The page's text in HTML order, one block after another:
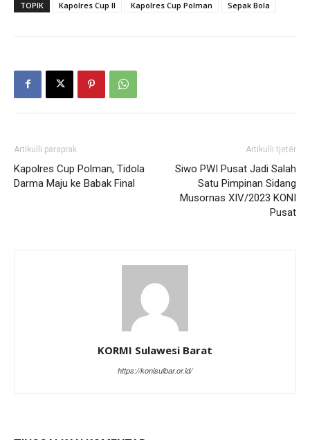
TOPIK Kapolres Cup II Kapolres Cup Polman Sepak Bola
Artikulli paraprak
Kapolres Cup Polman, Tidola
Darma Maju ke Babak Final
Artikulli tjetër
Siwo PWI Pusat Jadi Salah
Satu Pimpinan Sidang
Musornas XIV/2023 KONI
Pusat
KORMI Sulawesi Barat
https://konisulbar.or.id/